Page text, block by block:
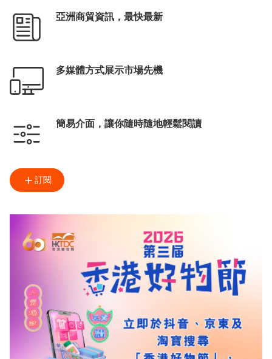
亞洲商貿資訊，最快最新
多媒體方式展示市場先機
簡易介面，讓你隨時隨地輕鬆閱讀
訂閱